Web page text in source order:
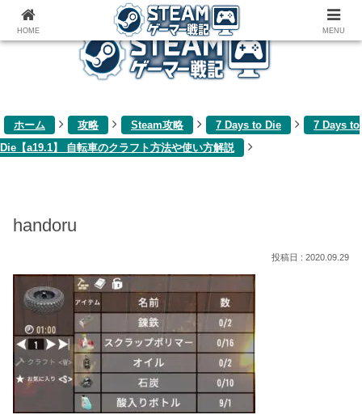
ゲーム関連雑記ブログ
ホーム 攻略 Steam攻略 7 Days to Die
7 Days to
Die【a19.1】 自転車のクラフト方法や使い方解説
handoru
2020.09.29
HOME MENU